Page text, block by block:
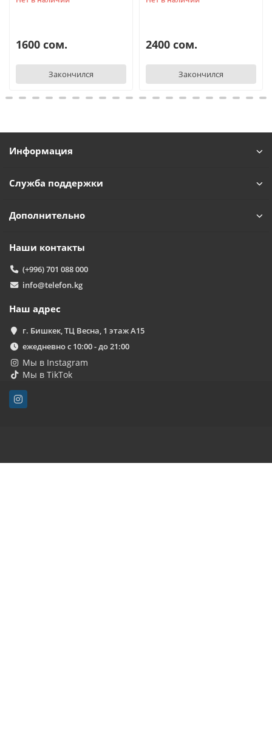
1600 сом.
Закончился
2400 сом.
Закончился
Информация
Служба поддержки
Дополнительно
Наши контакты
(+996) 701 088 000
info@telefon.kg
Наш адрес
г. Бишкек, ТЦ Весна, 1 этаж А15
ежедневно с 10:00 - до 21:00
Мы в Instagram
Мы в TikTok